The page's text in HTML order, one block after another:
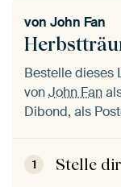
von John Fan
Bestelle dieses
vonJohn Fan
Dibond, als
1 Stelle